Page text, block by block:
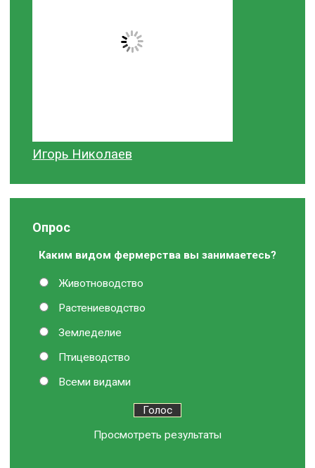
Игорь Николаев
Опрос
Каким видом фермерства вы занимаетесь?
Животноводство
Растениеводство
Земледелие
Птицеводство
Всеми видами
Просмотреть результаты